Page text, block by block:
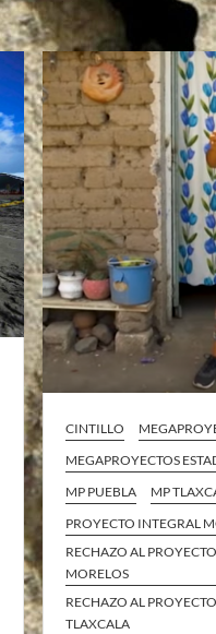
CINTILLO
MEGAPROYECTOS
MP PUEBLA
MP
PROYECTO INTEGRAL
RECHAZO AL
MORELOS
RECHAZO AL
TLAXCALA